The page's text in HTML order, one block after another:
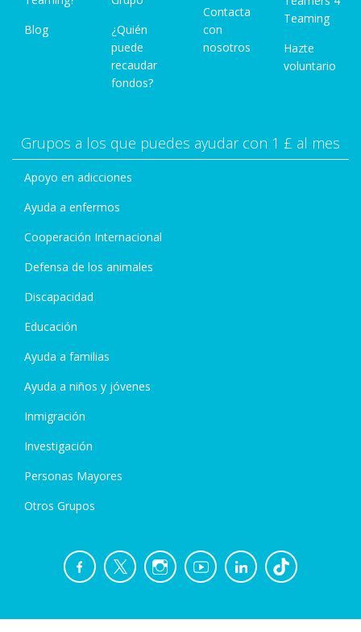
Blog
¿Quién
puede
recaudar
fondos?
Contacta
con
nosotros
Teaming
Hazte
voluntario
Grupos a los que puedes ayudar con 1 £ al mes
Apoyo en adicciones
Ayuda a enfermos
Cooperación Internacional
Defensa de los animales
Discapacidad
Educación
Ayuda a familias
Ayuda a niños y jóvenes
Inmigración
Investigación
Personas Mayores
Otros Grupos